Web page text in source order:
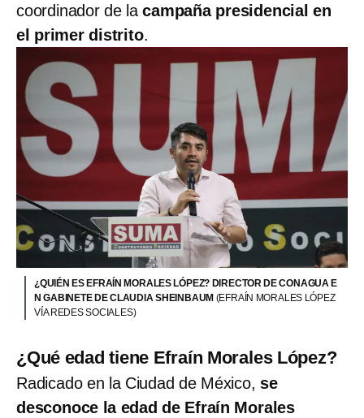
coordinador de lacampaña presidencial en
el primer distrito.
¿QUIÉN ES EFRAÍN MORALES LÓPEZ? DIRECTOR DE CONAGUA E
N GABINETE DE CLAUDIA SHEINBAUM (EFRAÍN MORALES LÓPEZ
VÍA REDES SOCIALES)
¿Qué edad tiene Efraín Morales López?
Radicado en la Ciudad de México, se
desconoce la edad de Efraín Morales